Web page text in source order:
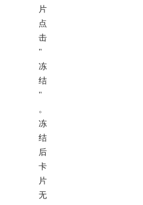
片
点
击
"
冻
结
"
。
冻
结
后
卡
片
无